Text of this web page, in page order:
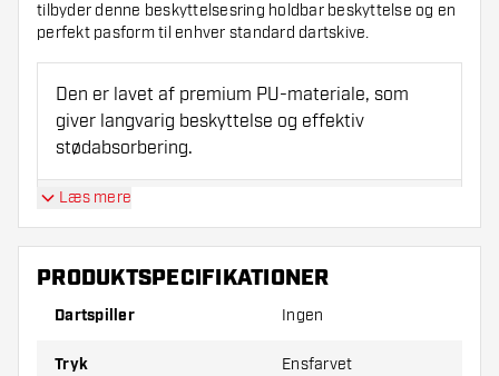
tilbyder denne beskyttelsesring holdbar beskyttelse og en
perfekt pasform til enhver standard dartskive.
Den er lavet af premium PU-materiale, som
giver langvarig beskyttelse og effektiv
stødabsorbering.
vægge og dartspidser forbliver sikre og
ubeskadigede.
Læs mere
PRODUKTSPECIFIKATIONER
Dartspiller Ingen
Tryk Ensfarvet